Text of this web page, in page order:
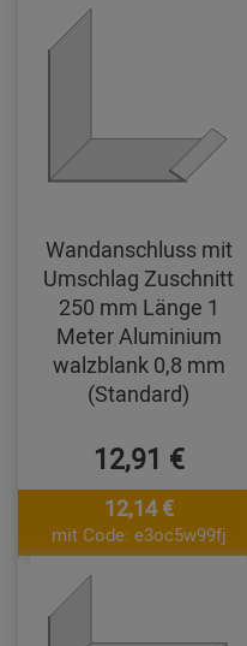
Wandanschluss mit
Umschlag Zuschnitt
250 mm Länge 1
Meter Aluminium
walzblank 0,8 mm
(Standard)
12,91 €
12,14 €
mit Code: e3oc5w99fj